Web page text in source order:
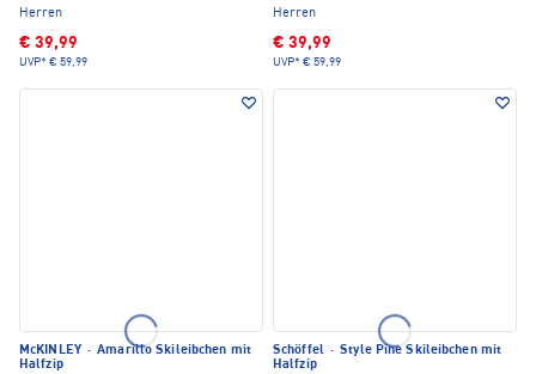
Herren
€ 39,99
UVP* € 59,99
Herren
€ 39,99
UVP* € 59,99
McKINLEY · Amarillo Skileibchen mit
Halfzip
Schöffel · Style Pine Skileibchen mit
Halfzip